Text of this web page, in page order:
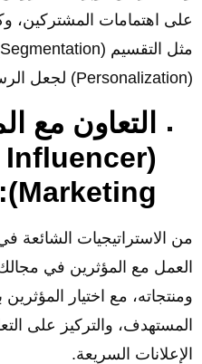
على اهتمامات المشتركين،
(Personalization) لجعل الرسائل أكثر فعالية.
التعاون مع
(Influencer
Marketing):
من الاستراتيجيات الشائعة
العمل مع المؤثرين في مجالك
ومنتجاته، مع اختيار المؤثرين
المستهدف، والتركيز على
الإعلانات السريعة.